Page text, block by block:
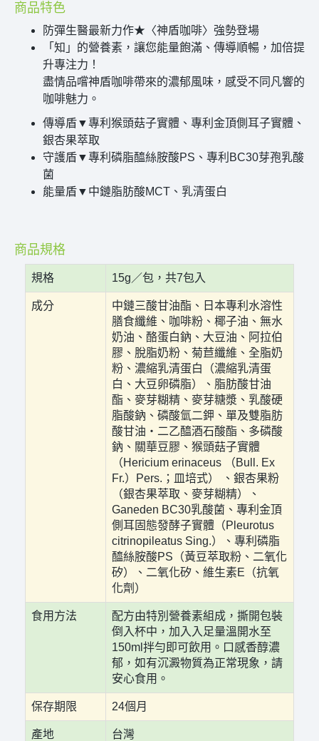
商品特色
防彈生醫最新力作★〈神盾咖啡〉強勢登場
「知」的營養素，讓您能量飽滿、傳導順暢，加倍提
升專注力！
盡情品嚐神盾咖啡帶來的濃郁風味，感受不同凡響的
咖啡魅力。
傳導盾▼專利猴頭菇子實體、專利金頂側耳子實體、
銀杏果萃取
守護盾▼專利磷脂醯絲胺酸PS、專利BC30芽孢乳酸
菌
能量盾▼中鏈脂肪酸MCT、乳清蛋白
商品規格
規格 15g／包，共7包入
成分
中鏈三酸甘油酯、日本專利水溶性
膳食纖維、咖啡粉、椰子油、無水
奶油、酪蛋白鈉、大豆油、阿拉伯
膠、脫脂奶粉、菊苣纖維、全脂奶
粉、濃縮乳清蛋白（濃縮乳清蛋
白、大豆卵磷脂）、脂肪酸甘油
酯、麥芽糊精、麥芽糖漿、乳酸硬
脂酸鈉、磷酸氫二鉀、單及雙脂肪
酸甘油‧二乙醯酒石酸酯、多磷酸
鈉、關華豆膠、猴頭菇子實體
（Hericium erinaceus （Bull. Ex
Fr.）Pers.；皿培式） 、銀杏果粉
（銀杏果萃取、麥芽糊精）、
Ganeden BC30乳酸菌、專利金頂
側耳固態發酵子實體（Pleurotus
citrinopileatus Sing.）、專利磷脂
醯絲胺酸PS（黃豆萃取粉、二氧化
矽）、二氧化矽、維生素E（抗氧
化劑）
食用方法
配方由特別營養素組成，撕開包裝
倒入杯中，加入入足量溫開水至
150ml拌勻即可飲用。口感香醇濃
郁，如有沉澱物質為正常現象，請
安心食用。
保存期限 24個月
產地 台灣